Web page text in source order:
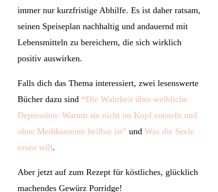
immer nur kurzfristige Abhilfe. Es ist daher ratsam,
seinen Speiseplan nachhaltig und andauernd mit
Lebensmitteln zu bereichern, die sich wirklich
positiv auswirken.
Falls dich das Thema interessiert, zwei lesenswerte
Bücher dazu sind “Die Wahrheit über weibliche
Depression: Warum sie nicht im Kopf entsteht und
ohne Medikamente heilbar ist” und Was die Seele
essen will.
Aber jetzt auf zum Rezept für köstliches, glücklich
machendes Gewürz Porridge!